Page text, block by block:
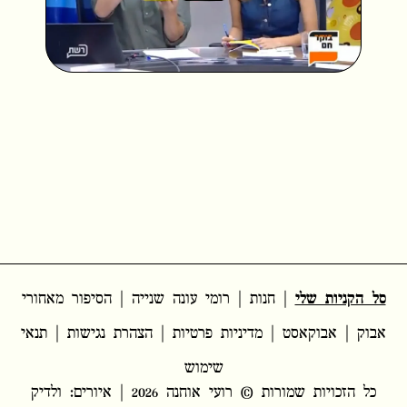
e
V
e
o
a
i
d
סל הקניות שלי |חנות רומי עונה שנייה |הסיפור מאחורי
אבוק
אבוקאסט מדיניות פרטיות הצהרת נגישות
תנאי
שימוש
כל הזכויות שמורות © רועי אוחנה 2026 | איורים: ולדיק